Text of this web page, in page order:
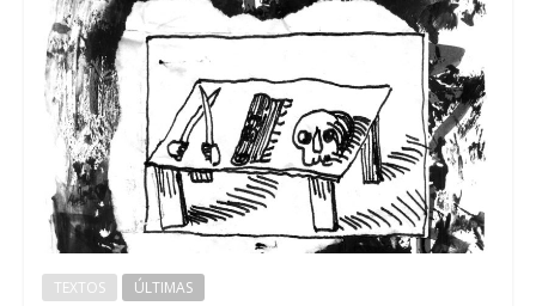
TEXTOS ÚLTIMAS